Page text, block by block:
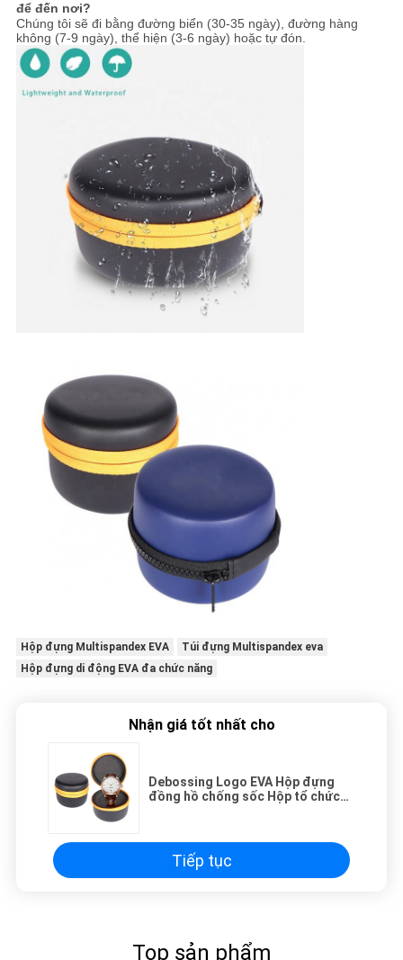
để đến nơi?
Chúng tôi sẽ đi bằng đường biển (30-35 ngày), đường hàng
không (7-9 ngày), thể hiện (3-6 ngày) hoặc tự đón.
Hộp đựng Multispandex EVA
Túi đựng Multispandex eva
Hộp đựng di động EVA đa chức năng
Nhận giá tốt nhất cho
Debossing Logo EVA Hộp đựng
đồng hồ chống sốc Hộp tổ chức
Tiếp tục
Top sản phẩm